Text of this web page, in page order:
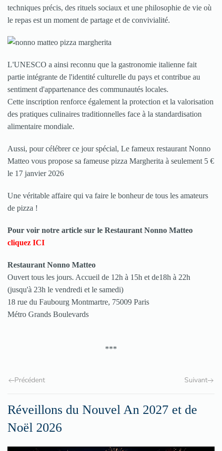
techniques précis, des rituels sociaux et une philosophie de vie où
le repas est un moment de partage et de convivialité.
L'UNESCO a ainsi reconnu que la gastronomie italienne fait
partie intégrante de l'identité culturelle du pays et contribue au
sentiment d'appartenance des communautés locales.
Cette inscription renforce également la protection et la valorisation
des pratiques culinaires traditionnelles face à la standardisation
alimentaire mondiale.
Aussi, pour célébrer ce jour spécial, Le fameux restaurant Nonno
Matteo vous propose sa fameuse pizza Margherita à seulement 5 €
le 17 janvier 2026
Une véritable affaire qui va faire le bonheur de tous les amateurs
de pizza !
Pour voir notre article sur le Restaurant Nonno Matteo
cliquez ICI
Restaurant Nonno Matteo
Ouvert tous les jours. Accueil de 12h à 15h et de18h à 22h
(jusqu'à 23h le vendredi et le samedi)
18 rue du Faubourg Montmartre, 75009 Paris
Métro Grands Boulevards
***
Précédent Suivant
Réveillons du Nouvel An 2027 et de
Noël 2026